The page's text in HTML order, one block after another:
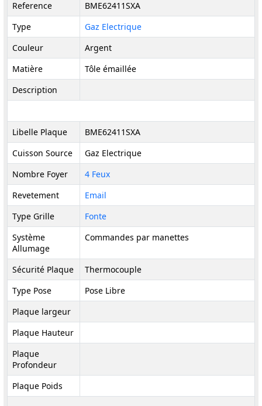
Reference
BME62411SXA
Type
Gaz Electrique
Couleur
Argent
Matière
Tôle émaillée
Description
Libelle Plaque
BME62411SXA
Cuisson Source
Gaz Electrique
Nombre Foyer
4 Feux
Revetement
Email
Type Grille
Fonte
Système
Allumage
Commandes par manettes
Sécurité Plaque
Thermocouple
Type Pose
Pose Libre
Plaque largeur
Plaque Hauteur
Plaque
Profondeur
Plaque Poids